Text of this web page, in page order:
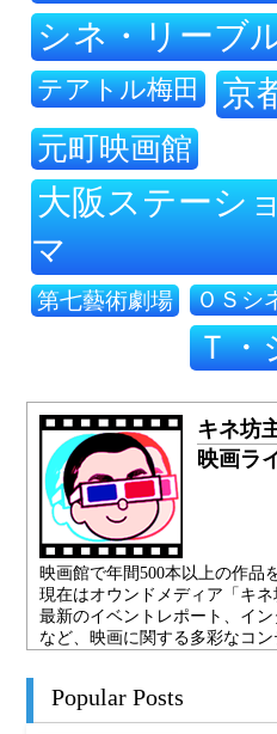
シネ・リーブ
テアトル梅田 京
元町映画館
大阪ステーシ
マ
第七藝術劇場 ＯＳシ
Ｔ・
キネ坊
映画ラ
映画館で年間500本以上の作品
現在はオウンドメディア「キネ
最新のイベントレポート、イ
など、映画に関する多彩なコン
Popular Posts